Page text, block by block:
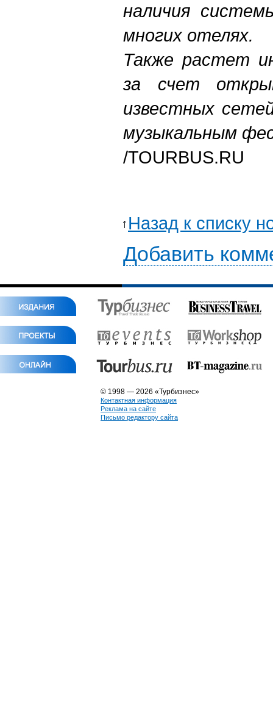
наличия
многих отелях.
Также растет
за счет
известных
музыкальным
/TOURBUS.RU
Назад к списку
Добавить
© 1998 — 2026 «Турбизнес»
Контактная информация
Реклама на сайте
Письмо редактору сайта